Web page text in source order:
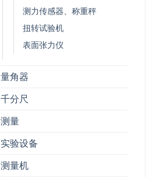
测力传感器、称重秤
扭转试验机
表面张力仪
量角器
千分尺
测量
实验设备
测量机